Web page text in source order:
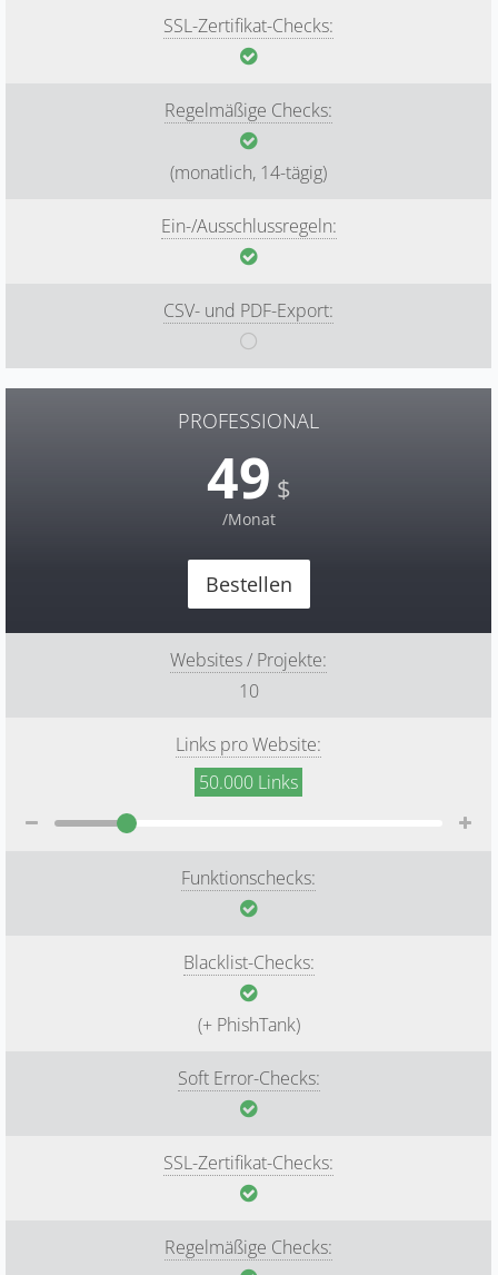
SSL-Zertifikat-Checks:
Regelmäßige Checks:
(monatlich, 14-tägig)
Ein-/Ausschlussregeln:
CSV- und PDF-Export:
PROFESSIONAL
49 $
/Monat
Bestellen
Websites / Projekte:
10
Links pro Website:
50.000 Links
Funktionschecks:
Blacklist-Checks:
(+ PhishTank)
Soft Error-Checks:
SSL-Zertifikat-Checks:
Regelmäßige Checks: